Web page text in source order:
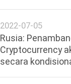
2022-07-05
Rusia:
Cryptocurrency
secara